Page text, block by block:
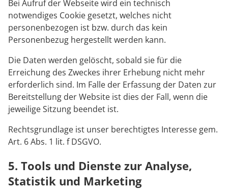
Bei Aufruf der Webseite wird ein technisch
notwendiges Cookie gesetzt, welches nicht
personenbezogen ist bzw. durch das kein
Personenbezug hergestellt werden kann.
Die Daten werden gelöscht, sobald sie für die
Erreichung des Zweckes ihrer Erhebung nicht mehr
erforderlich sind. Im Falle der Erfassung der Daten zur
Bereitstellung der Website ist dies der Fall, wenn die
jeweilige Sitzung beendet ist.
Rechtsgrundlage ist unser berechtigtes Interesse gem.
Art. 6 Abs. 1 lit. f DSGVO.
5. Tools und Dienste zur Analyse,
Statistik und Marketing